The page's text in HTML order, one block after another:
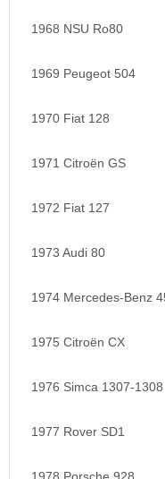
1968 NSU Ro80
1969 Peugeot 504
1970 Fiat 128
1971 Citroën GS
1972 Fiat 127
1973 Audi 80
1974 Mercedes-Benz
1975 Citroën CX
1976 Simca 1307-1308
1977 Rover SD1
1978 Porsche 928